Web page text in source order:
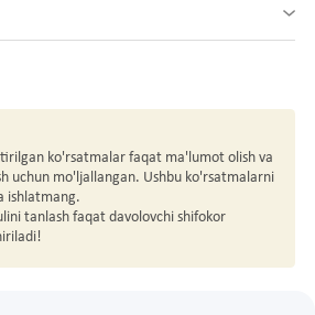
ko'rsatmalar faqat ma'lumot olish va
uchun mo'ljallangan. Ushbu ko'rsatmalarni
ishlatmang.
tanlash faqat davolovchi shifokor